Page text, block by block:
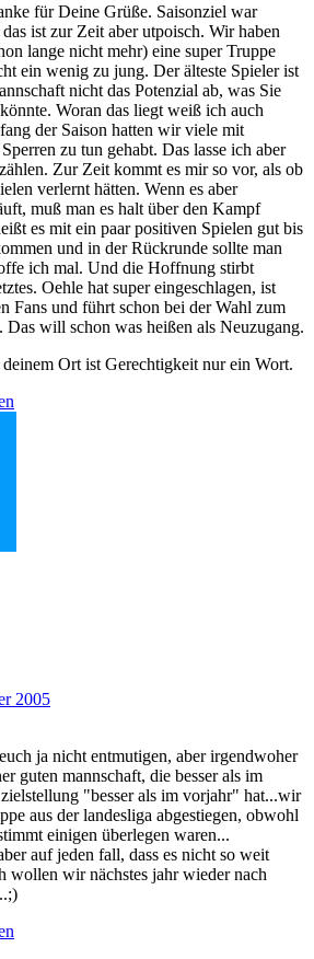
für Deine Grüße. Saisonziel war
ist zur Zeit aber utpoisch. Wir haben
lange nicht mehr) eine super Truppe
ein wenig zu jung. Der älteste Spieler ist
nicht das Potenzial ab, was Sie
Woran das liegt weiß ich auch
der Saison hatten wir viele mit
zu tun gehabt. Das lasse ich aber
Zur Zeit kommt es mir so vor, als ob
verlernt hätten. Wenn es aber
muß man es halt über den Kampf
es mit ein paar positiven Spielen gut bis
und in der Rückrunde sollte man
ich mal. Und die Hoffnung stirbt
Oehle hat super eingeschlagen, ist
Fans und führt schon bei der Wahl zum
Das will schon was heißen als Neuzugang.
Ort ist Gerechtigkeit nur ein Wort.
2005
ja nicht entmutigen, aber irgendwoher
guten mannschaft, die besser als im
"besser als im vorjahr" hat...wir
aus der landesliga abgestiegen, obwohl
einigen überlegen waren...
auf jeden fall, dass es nicht so weit
wollen wir nächstes jahr wieder nach